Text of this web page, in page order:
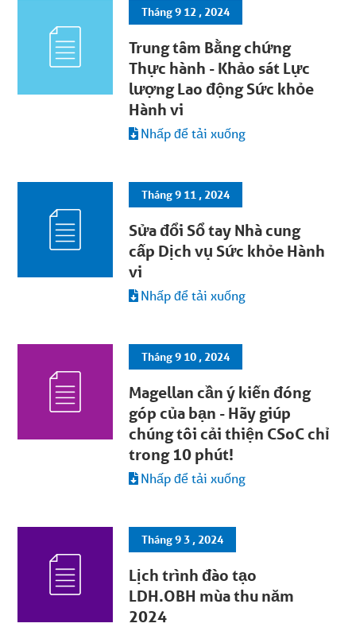
Tháng 9 12 , 2024
Trung tâm Bằng chứng
Thực hành - Khảo sát Lực
lượng Lao động Sức khỏe
Hành vi
Nhấp để tải xuống
Tháng 9 11 , 2024
Sửa đổi Sổ tay Nhà cung
cấp Dịch vụ Sức khỏe Hành
vi
Nhấp để tải xuống
Tháng 9 10 , 2024
Magellan cần ý kiến đóng
góp của bạn - Hãy giúp
chúng tôi cải thiện CSoC chỉ
trong 10 phút!
Nhấp để tải xuống
Tháng 9 3 , 2024
Lịch trình đào tạo
LDH.OBH mùa thu năm
2024